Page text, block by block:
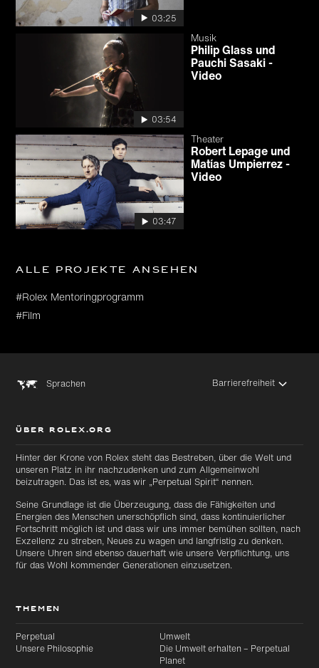
03:25
03:54
Musik
Philip Glass und
Pauchi Sasaki -
Video
03:47
Theater
Robert Lepage und
Matías Umpierrez -
Video
Alle Projekte ansehen
#Rolex Mentoringprogramm
#Film
Sprachen Barrierefreiheit
ÜBER ROLEX.ORG
Hinter der Krone von Rolex steht das Bestreben, über die Welt und
unseren Platz in ihr nachzudenken und zum Allgemeinwohl
beizutragen. Das ist es, was wir „Perpetual Spirit“ nennen.
Seine Grundlage ist die Überzeugung, dass die Fähigkeiten und
Energien des Menschen unerschöpflich sind, dass kontinuierlicher
Fortschritt möglich ist und dass wir uns immer bemühen sollten, nach
Exzellenz zu streben, Neues zu wagen und langfristig zu denken.
Unsere Uhren sind ebenso dauerhaft wie unsere Verpflichtung, uns
für das Wohl kommender Generationen einzusetzen.
THEMEN
Perpetual
Unsere Philosophie
Umwelt
Die Umwelt erhalten – Perpetual
Planet